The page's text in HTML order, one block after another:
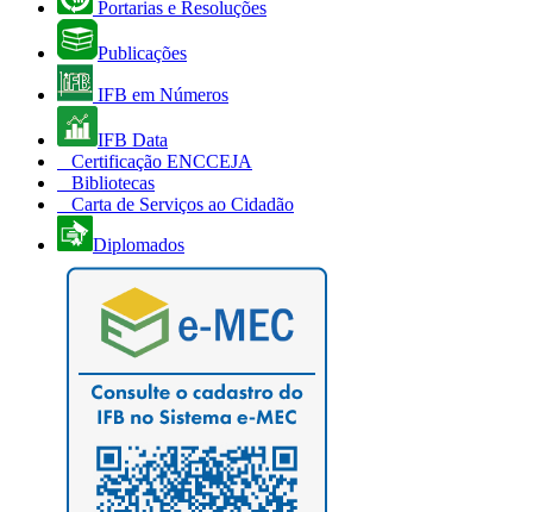
Portarias e Resoluções
Publicações
IFB em Números
IFB Data
Certificação ENCCEJA
Bibliotecas
Carta de Serviços ao Cidadão
Diplomados